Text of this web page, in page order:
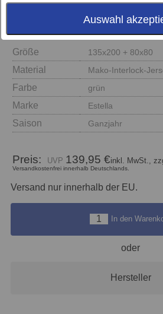
Auswahl
Größe 135x200 + 80x80
Material Mako-Interlock-
Farbe grün
Marke Estella
Saison Ganzjahr
Preis: 139,95 €inkl. MwSt.,
Versandkostenfrei innerhalb Deutschlands.
Versand nur innerhalb der EU.
In den
oder
Hersteller